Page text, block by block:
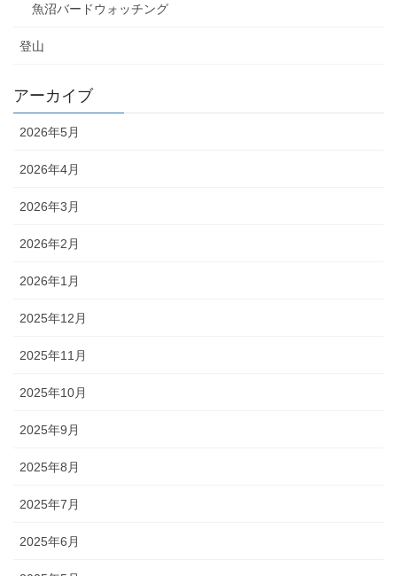
魚沼バードウォッチング
登山
アーカイブ
2026年5月
2026年4月
2026年3月
2026年2月
2026年1月
2025年12月
2025年11月
2025年10月
2025年9月
2025年8月
2025年7月
2025年6月